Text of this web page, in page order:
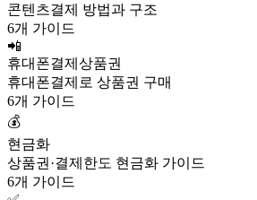
콘텐츠결제 방법과 구조
6개 가이드
📲
휴대폰결제상품권
휴대폰결제로 상품권 구매
6개 가이드
💰
현금화
상품권·결제한도 현금화 가이드
6개 가이드